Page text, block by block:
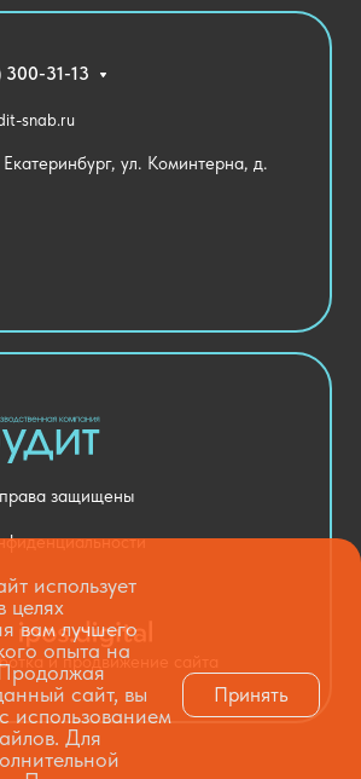
письма
обучения
Товары
кабинет
проекты
300-31-13
snab.ru
ул. Коминтерна, д.
защищены
и продвижение сайта
использует
целях
вам лучшего
опыта на
сайт, вы
использованием
Для
Принять